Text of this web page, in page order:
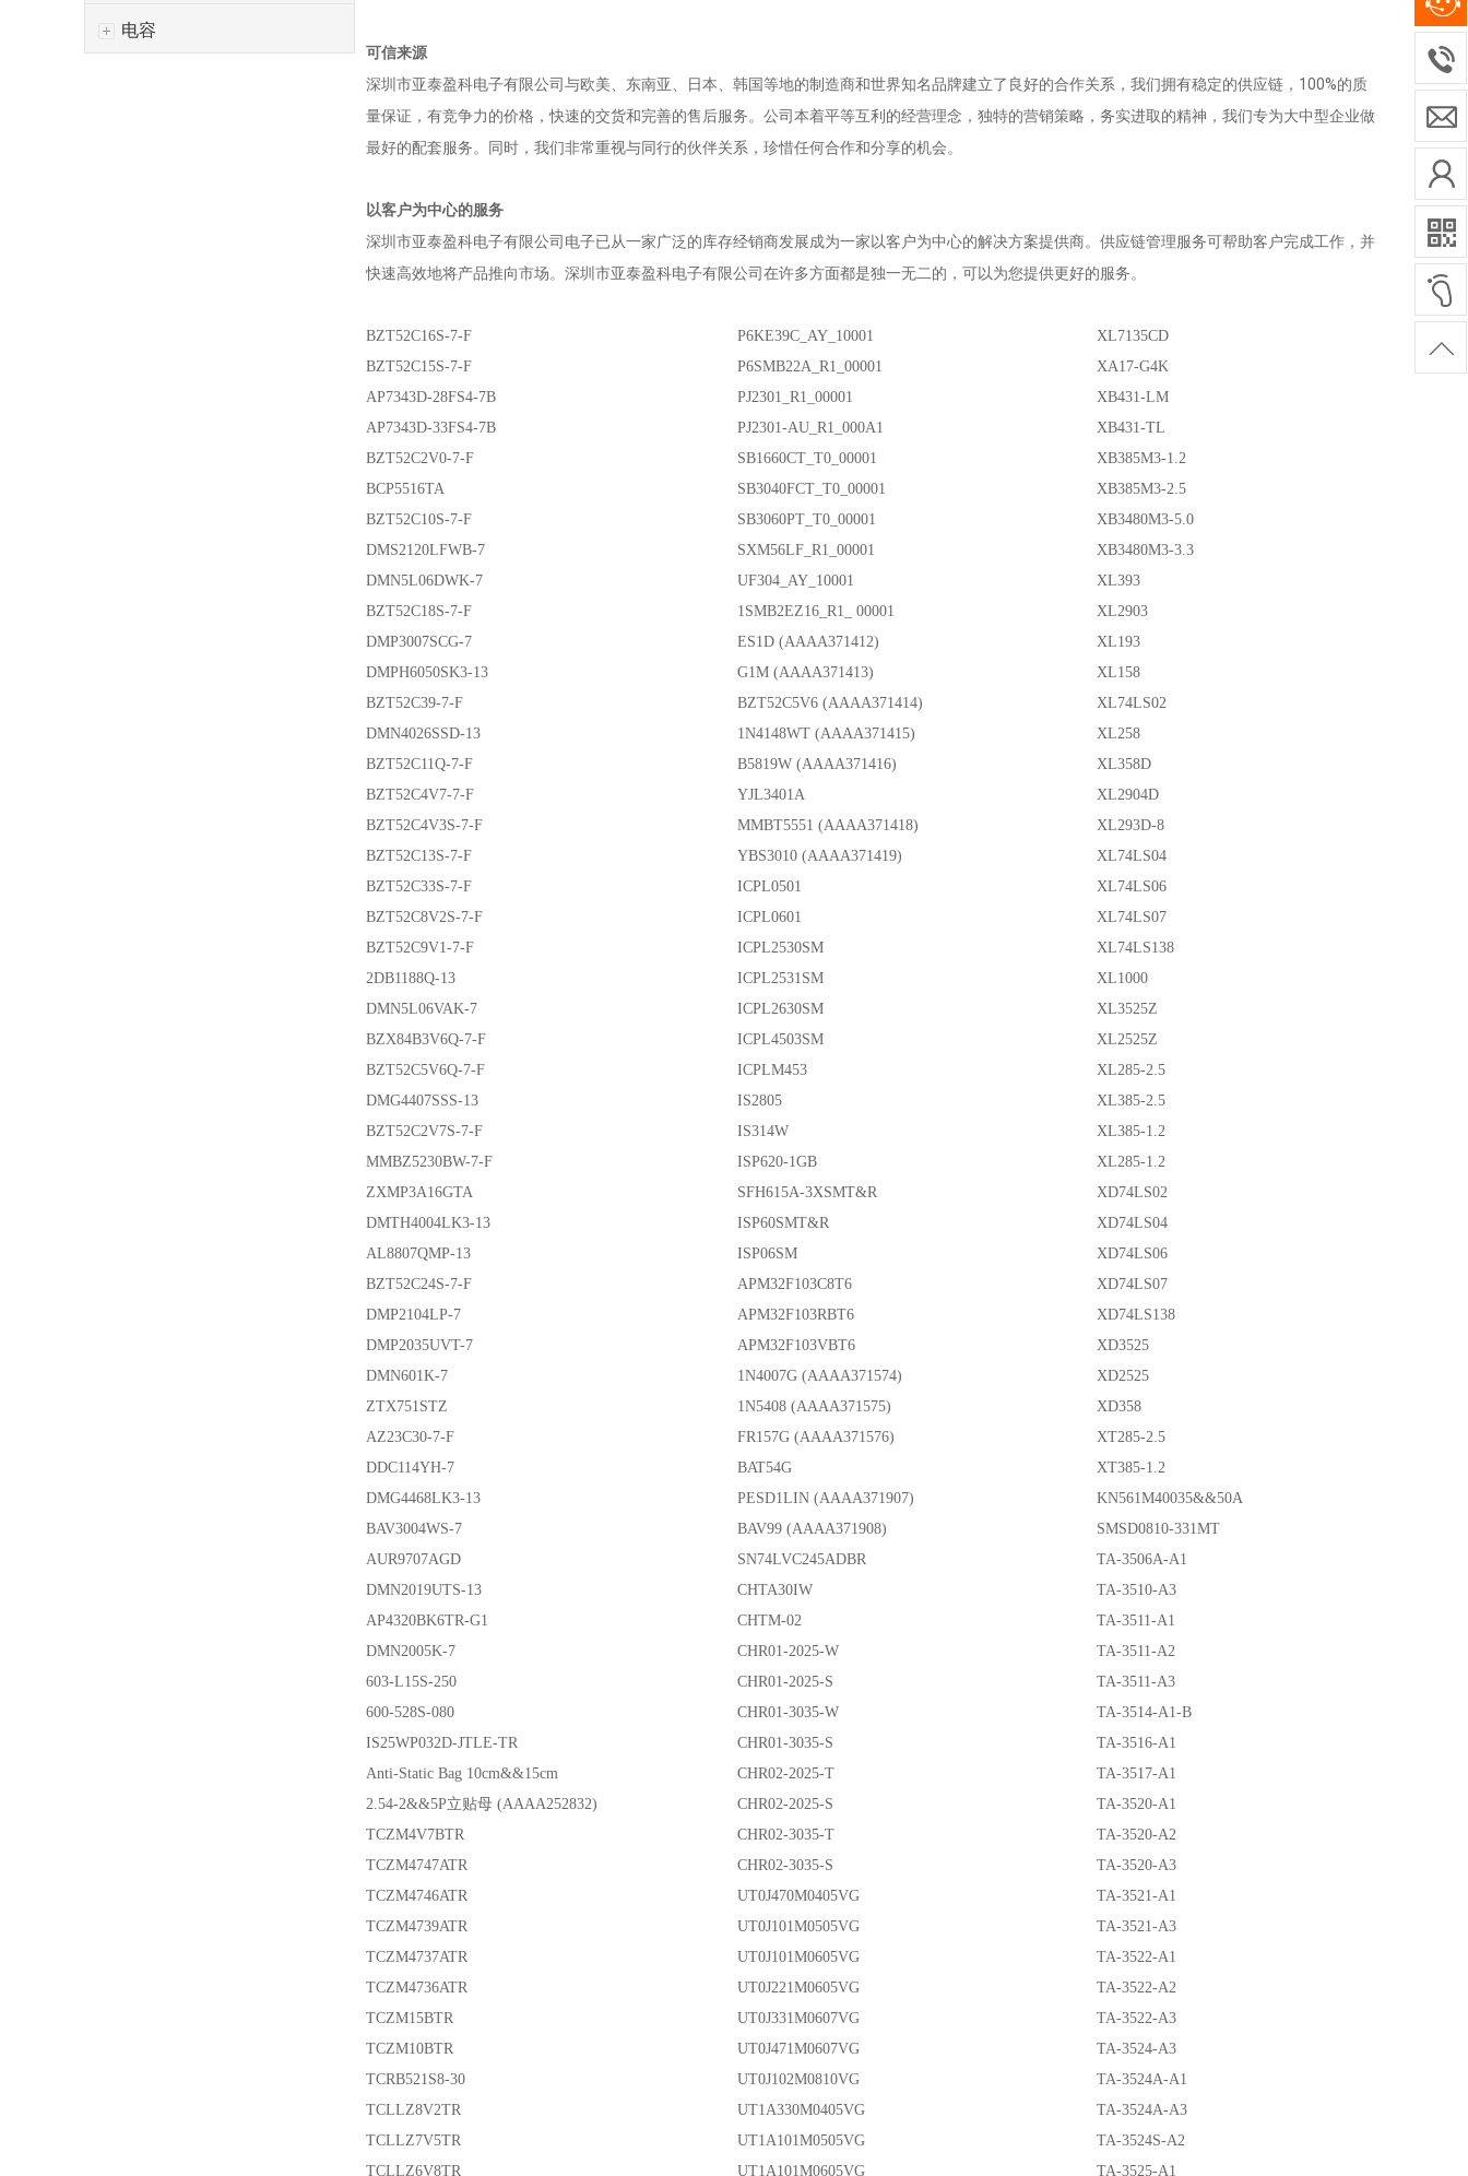
电容
可信来源
深圳市亚泰盈科电子有限公司与欧美、东南亚、日本、韩国等地的制造商和世界知名品牌建立了良好的合作关系，我们拥有稳定的供应链，100%的质
量保证，有竞争力的价格，快速的交货和完善的售后服务。公司本着平等互利的经营理念，独特的营销策略，务实进取的精神，我们专为大中型企业做
最好的配套服务。同时，我们非常重视与同行的伙伴关系，珍惜任何合作和分享的机会。
以客户为中心的服务
深圳市亚泰盈科电子有限公司 电子已从一家广泛的库存经销商发展成为一家以客户为中心的解决方案提供商。供应链管理服务可帮助客户完成工作，并
快速高效地将产品推向市场。 深圳市亚泰盈科电子有限公司在许多方面都是独一无二的，可以为您提供更好的服务。
BZT52C16S-7-F P6KE39C_AY_10001
XL7135CD
BZT52C15S-7-F
P6SMB22A_R1_00001
XA17-G4K
AP7343D-28FS4-7B
PJ2301_R1_00001
XB431-LM
AP7343D-33FS4-7B
PJ2301-AU_R1_000A1
XB431-TL
BZT52C2V0-7-F
SB1660CT_T0_00001
XB385M3-1.2
BCP5516TA
SB3040FCT_T0_00001
XB385M3-2.5
BZT52C10S-7-F
SB3060PT_T0_00001
XB3480M3-5.0
DMS2120LFWB-7
SXM56LF_R1_00001
XB3480M3-3.3
DMN5L06DWK-7
UF304_AY_10001
XL393
BZT52C18S-7-F
1SMB2EZ16_R1_ 00001
XL2903
DMP3007SCG-7
ES1D (AAAA371412)
XL193
DMPH6050SK3-13
G1M (AAAA371413)
XL158
BZT52C39-7-F
BZT52C5V6 (AAAA371414)
XL74LS02
DMN4026SSD-13
1N4148WT (AAAA371415)
XL258
BZT52C11Q-7-F
B5819W (AAAA371416)
XL358D
BZT52C4V7-7-F
YJL3401A
XL2904D
BZT52C4V3S-7-F
MMBT5551 (AAAA371418)
XL293D-8
BZT52C13S-7-F
YBS3010 (AAAA371419)
XL74LS04
BZT52C33S-7-F
ICPL0501
XL74LS06
BZT52C8V2S-7-F
ICPL0601
XL74LS07
BZT52C9V1-7-F
ICPL2530SM
XL74LS138
2DB1188Q-13
ICPL2531SM
XL1000
DMN5L06VAK-7
ICPL2630SM
XL3525Z
BZX84B3V6Q-7-F
ICPL4503SM
XL2525Z
BZT52C5V6Q-7-F
ICPLM453
XL285-2.5
DMG4407SSS-13
IS2805
XL385-2.5
BZT52C2V7S-7-F
IS314W
XL385-1.2
MMBZ5230BW-7-F
ISP620-1GB
XL285-1.2
ZXMP3A16GTA
SFH615A-3XSMT&R
XD74LS02
DMTH4004LK3-13
ISP60SMT&R
XD74LS04
AL8807QMP-13
ISP06SM
XD74LS06
BZT52C24S-7-F
APM32F103C8T6
XD74LS07
DMP2104LP-7
APM32F103RBT6
XD74LS138
DMP2035UVT-7
APM32F103VBT6
XD3525
DMN601K-7
1N4007G (AAAA371574)
XD2525
ZTX751STZ
1N5408 (AAAA371575)
XD358
AZ23C30-7-F
FR157G (AAAA371576)
XT285-2.5
DDC114YH-7
BAT54G
XT385-1.2
DMG4468LK3-13
PESD1LIN (AAAA371907)
KN561M40035&&50A
BAV3004WS-7
BAV99 (AAAA371908)
SMSD0810-331MT
AUR9707AGD
SN74LVC245ADBR
TA-3506A-A1
DMN2019UTS-13
CHTA30IW
TA-3510-A3
AP4320BK6TR-G1
CHTM-02
TA-3511-A1
DMN2005K-7
CHR01-2025-W
TA-3511-A2
603-L15S-250
CHR01-2025-S
TA-3511-A3
600-528S-080
CHR01-3035-W
TA-3514-A1-B
IS25WP032D-JTLE-TR
CHR01-3035-S
TA-3516-A1
Anti-Static Bag 10cm&&15cm
CHR02-2025-T
TA-3517-A1
2.54-2&&5P立贴母 (AAAA252832)
CHR02-2025-S
TA-3520-A1
TCZM4V7BTR
CHR02-3035-T
TA-3520-A2
TCZM4747ATR
CHR02-3035-S
TA-3520-A3
TCZM4746ATR
UT0J470M0405VG
TA-3521-A1
TCZM4739ATR
UT0J101M0505VG
TA-3521-A3
TCZM4737ATR
UT0J101M0605VG
TA-3522-A1
TCZM4736ATR
UT0J221M0605VG
TA-3522-A2
TCZM15BTR
UT0J331M0607VG
TA-3522-A3
TCZM10BTR
UT0J471M0607VG
TA-3524-A3
TCRB521S8-30
UT0J102M0810VG
TA-3524A-A1
TCLLZ8V2TR
UT1A330M0405VG
TA-3524A-A3
TCLLZ7V5TR
UT1A101M0505VG
TA-3524S-A2
TCLLZ6V8TR
UT1A101M0605VG TA-3525-A1